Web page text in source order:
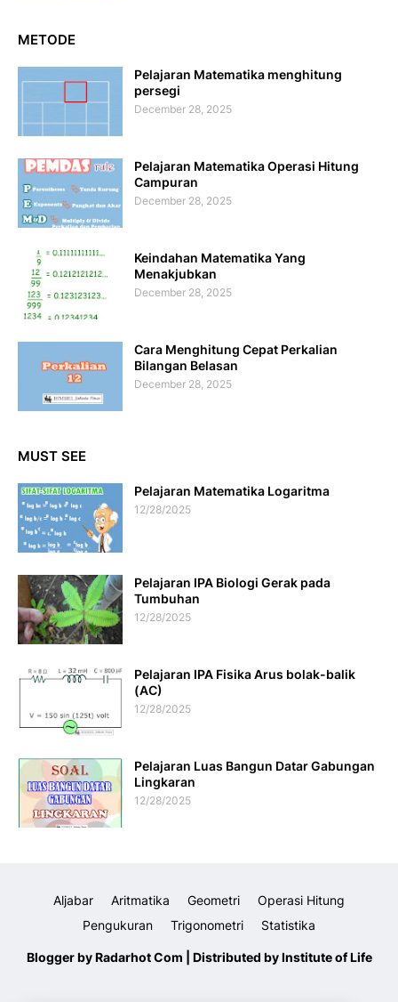
METODE
Pelajaran Matematika menghitung
persegi
December 28, 2025
Pelajaran Matematika Operasi Hitung
Campuran
December 28, 2025
Keindahan Matematika Yang
Menakjubkan
December 28, 2025
Cara Menghitung Cepat Perkalian
Bilangan Belasan
December 28, 2025
MUST SEE
Pelajaran Matematika Logaritma
12/28/2025
Pelajaran IPA Biologi Gerak pada
Tumbuhan
12/28/2025
Pelajaran IPA Fisika Arus bolak-balik
(AC)
12/28/2025
Pelajaran Luas Bangun Datar Gabungan
Lingkaran
12/28/2025
Blogger byRadarhot Com | Distributed byInstitute of Life
Aljabar Aritmatika Geometri
Operasi Hitung
Pengukuran
Trigonometri Statistika